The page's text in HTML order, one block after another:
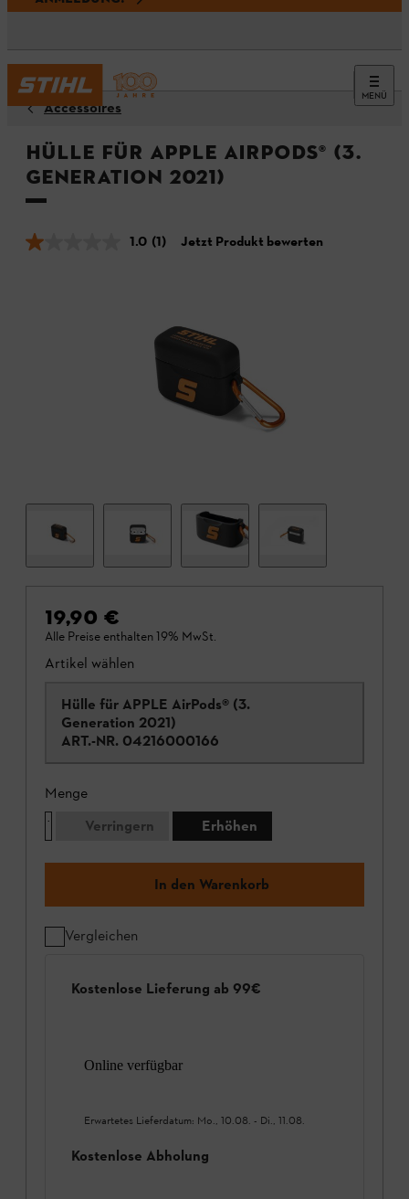
MENÜ
Accessoires
Hülle für APPLE AirPods® (3.
Generation 2021)
1.0 (1) Jetzt Produkt bewerten
19,90 €
Alle Preise enthalten 19% MwSt.
Artikel wählen
Hülle für APPLE AirPods® (3.
Generation 2021)
ART.-NR. 04216000166
Menge
Verringern
Erhöhen
In den Warenkorb
Vergleichen
Kostenlose Lieferung ab 99€
Online verfügbar
Erwartetes Lieferdatum: Mo., 10.08. - Di., 11.08.
Kostenlose Abholung